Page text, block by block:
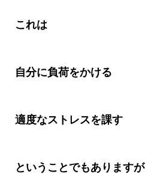
これは
自分に負荷をかける
適度なストレスを課す
ということでもありますが